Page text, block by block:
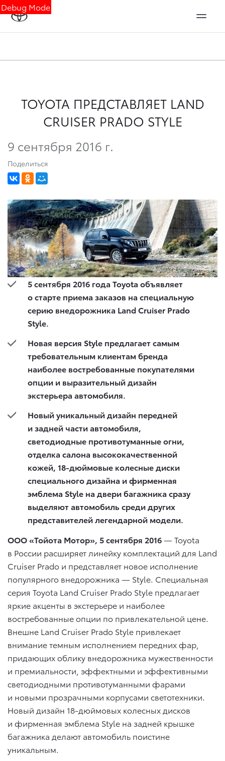
Debug Mode
TOYOTA ПРЕДСТАВЛЯЕТ LAND
CRUISER PRADO STYLE
9 сентября 2016 г.
Поделиться
5 сентября 2016 года Toyota объявляет
о старте приема заказов на специальную
серию внедорожника LandCruiser Prado
Style.
Новая версия Style предлагает самым
требовательным клиентам бренда
наиболее востребованные покупателями
опции и выразительный дизайн
экстерьера автомобиля.
Новый уникальный дизайн передней
и задней части автомобиля,
светодиодные противотуманные огни,
отделка салона высококачественной
кожей, 18-дюймовые колесные диски
специального дизайна и фирменная
эмблема Style на двери багажника сразу
выделяют автомобиль среди других
представителей легендарной модели.
ООО «Тойота Мотор», 5 сентября 2016— Toyota
в России расширяет линейку комплектаций для Land
Cruiser Prado и представляет новое исполнение
популярного внедорожника — Style. Специальная
серия Toyota Land Cruiser Prado Style предлагает
яркие акценты в экстерьере и наиболее
востребованные опции по привлекательной цене.
Внешне Land Cruiser Prado Style привлекает
внимание темным исполнением передних фар,
придающих облику внедорожника мужественности
и премиальности, эффектными и эффективными
светодиодными противотуманными фарами
и новыми прозрачными корпусами светотехники.
Новый дизайн 18-дюймовых колесных дисков
и фирменная эмблема Style на задней крышке
багажника делают автомобиль поистине
уникальным.